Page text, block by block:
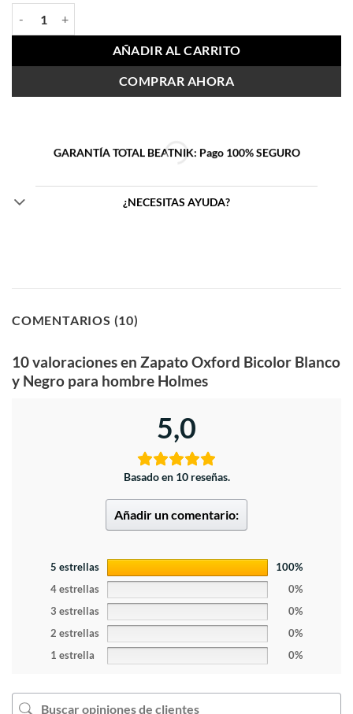
AÑADIR AL CARRITO
COMPRAR AHORA
GARANTÍA TOTAL BEATNIK: Pago 100% SEGURO
¿NECESITAS AYUDA?
COMENTARIOS (10)
10 valoraciones en Zapato Oxford Bicolor Blanco
y Negro para hombre Holmes
5,0
Basado en 10 reseñas.
Añadir un comentario:
5 estrellas
100%
4 estrellas
0%
3 estrellas
0%
2 estrellas
0%
1 estrella
0%